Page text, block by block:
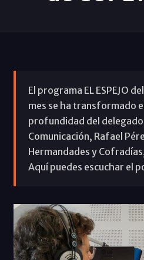
El programa EL ESPEJO
mes se ha transformado
profundidad del
Comunicación, Rafael
Hermandades y
Aquí puedes escuchar el